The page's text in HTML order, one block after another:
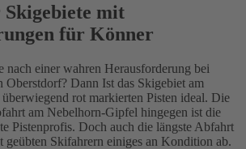
mit
für Könner
nach einer wahren Herausforderung bei
Oberstdorf? Dann Ist das Skigebiet am
rot markierten Pisten ideal. Die
am Nebelhorn-Gipfel hingegen ist die
Pistenprofis. Doch auch die längste Abfahrt
geübten Skifahrern einiges an Kondition ab.